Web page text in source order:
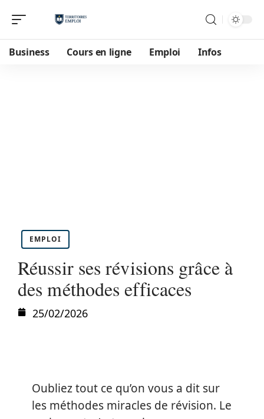
Business Cours en ligne Emploi Infos
EMPLOI
Réussir ses révisions grâce à
des méthodes efficaces
25/02/2026
Oubliez tout ce qu’on vous a dit sur
les méthodes miracles de révision. Le